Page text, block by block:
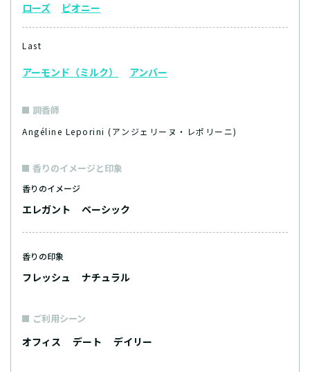
ローズ ピオニー
Last
アーモンド（ミルク） アンバー
調香師
Angéline Leporini (アンジェリーヌ・レポリーニ)
香りのイメージと印象
香りのイメージ
エレガント ベーシック
香りの印象
フレッシュ ナチュラル
ご利用シーン
オフィス デート デイリー